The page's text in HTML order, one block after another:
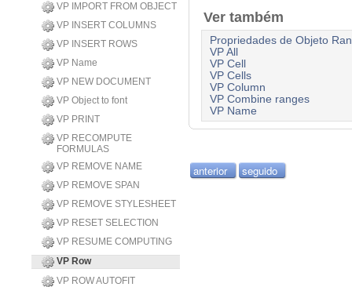
VP IMPORT FROM OBJECT
VP INSERT COLUMNS
VP INSERT ROWS
VP Name
VP NEW DOCUMENT
VP Object to font
VP PRINT
VP RECOMPUTE
FORMULAS
VP REMOVE NAME
VP REMOVE SPAN
VP REMOVE STYLESHEET
VP RESET SELECTION
VP RESUME COMPUTING
VP Row
VP ROW AUTOFIT
Ver também
Propriedades de Objeto
VP All
VP Cell
VP Cells
VP Column
VP Combine ranges
VP Name
anterior seguido